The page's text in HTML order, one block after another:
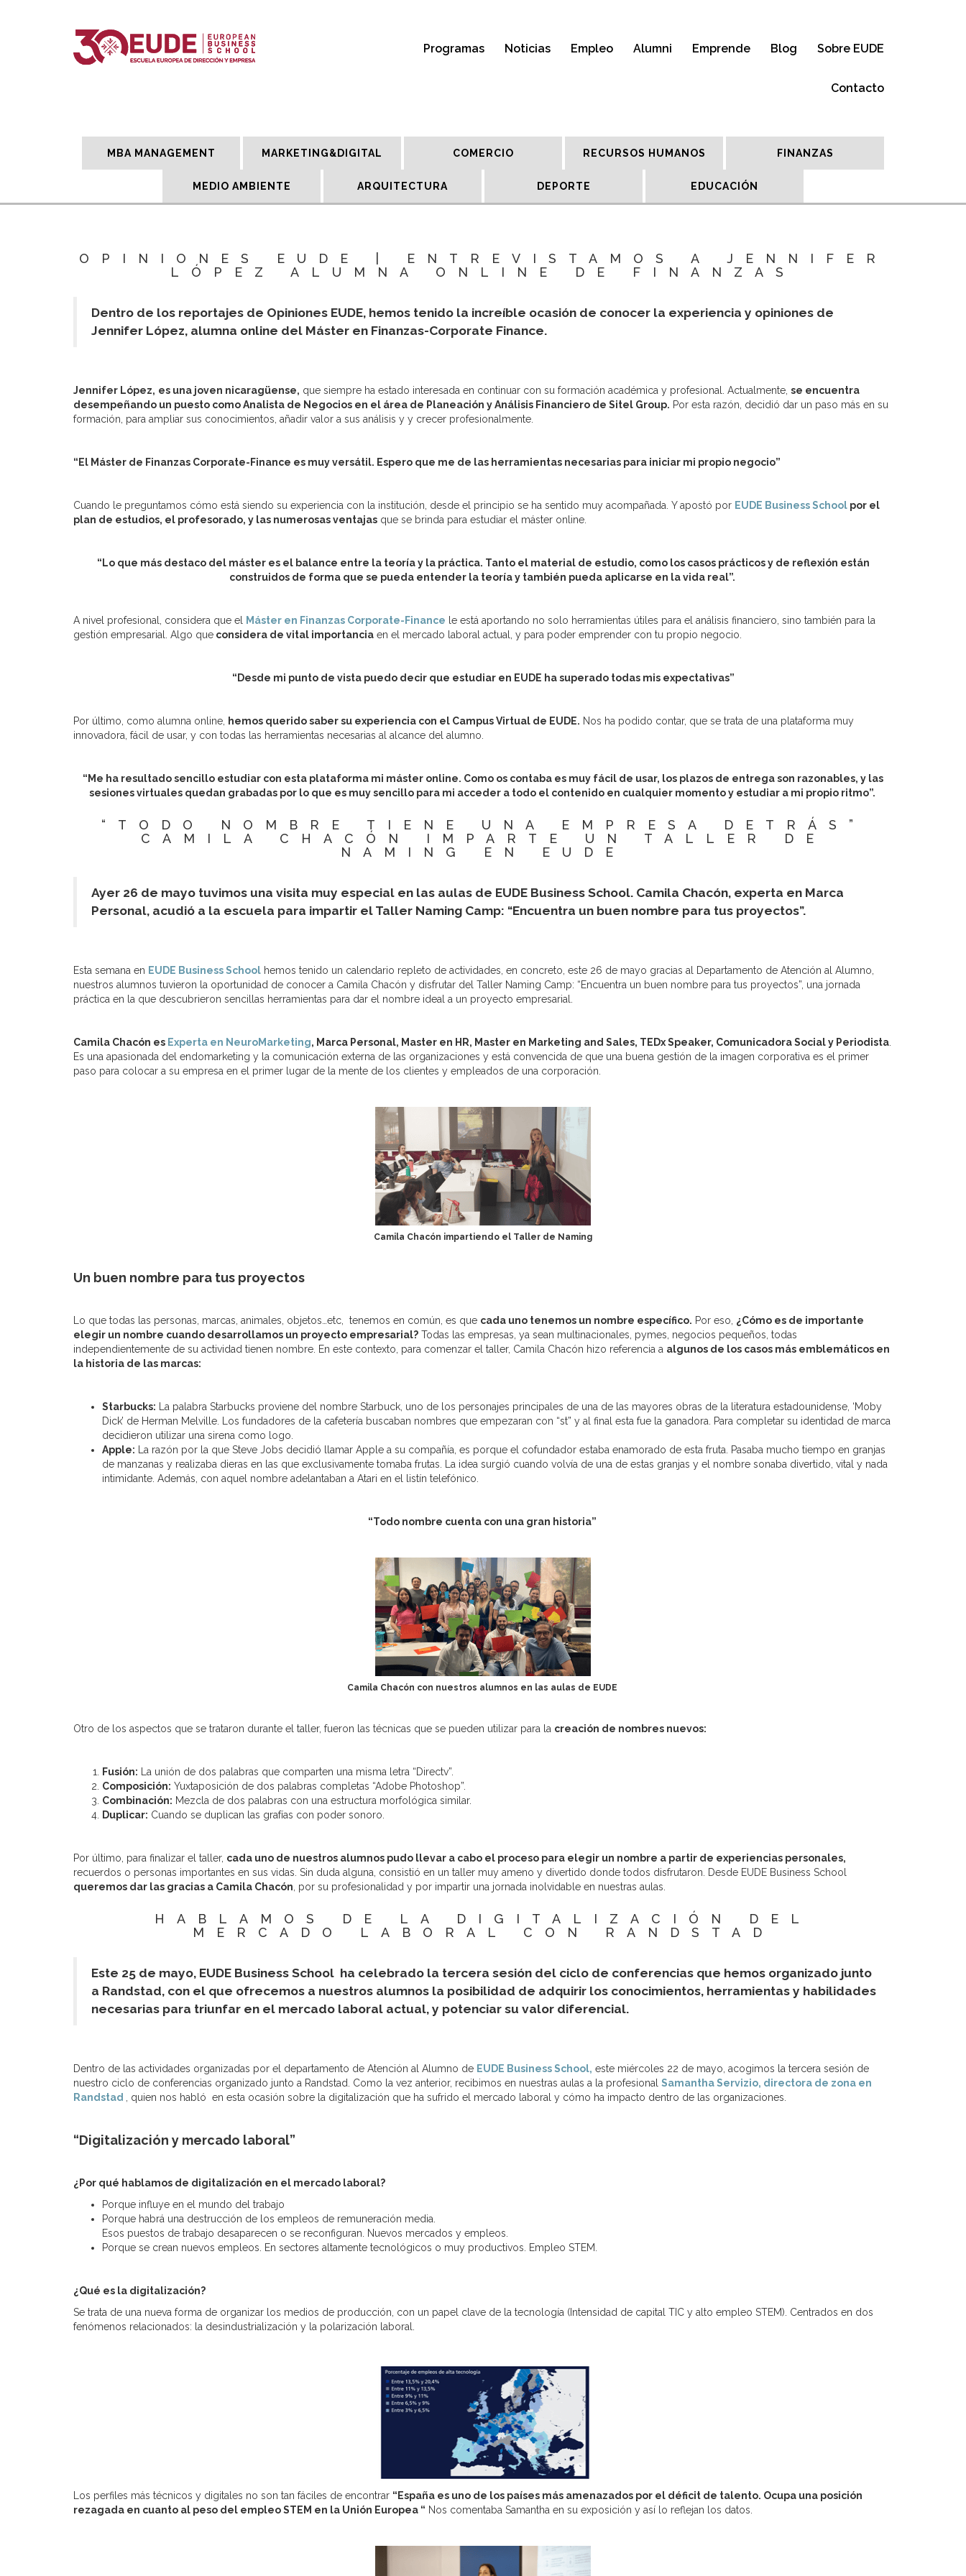
Programas Noticias Empleo Alumni Emprende Blog Sobre EUDE
Contacto
MBA MANAGEMENT MARKETING&DIGITAL COMERCIO RECURSOS HUMANOS FINANZAS
MEDIO AMBIENTE ARQUITECTURA DEPORTE EDUCACIÓN
OPINIONES EUDE | ENTREVISTAMOS A JENNIFER
LÓPEZ ALUMNA ONLINE DE FINANZAS
Dentro de los reportajes de Opiniones EUDE, hemos tenido la increíble ocasión de conocer la experiencia y opiniones de
Jennifer López, alumna online del Máster en Finanzas-Corporate Finance.
Jennifer López, es una joven nicaragüense, que siempre ha estado interesada en continuar con su formación académica y profesional. Actualmente, se encuentra
desempeñando un puesto como Analista de Negocios en el área de Planeación y Análisis Financiero de Sitel Group. Por esta razón, decidió dar un paso más en su
formación, para ampliar sus conocimientos, añadir valor a sus análisis y y crecer profesionalmente.
“El Máster de Finanzas Corporate-Finance es muy versátil. Espero que me de las herramientas necesarias para iniciar mi propio negocio”
Cuando le preguntamos cómo está siendo su experiencia con la institución, desde el principio se ha sentido muy acompañada. Y apostó por EUDE Business School por el
plan de estudios, el profesorado, y las numerosas ventajas que se brinda para estudiar el máster online.
“Lo que más destaco del máster es el balance entre la teoría y la práctica. Tanto el material de estudio, como los casos prácticos y de reflexión están
construidos de forma que se pueda entender la teoría y también pueda aplicarse en la vida real”.
A nivel profesional, considera que el Máster en Finanzas Corporate-Finance le está aportando no solo herramientas útiles para el análisis financiero, sino también para la
gestión empresarial. Algo que considera de vital importancia en el mercado laboral actual, y para poder emprender con tu propio negocio.
“Desde mi punto de vista puedo decir que estudiar en EUDE ha superado todas mis expectativas”
Por último, como alumna online, hemos querido saber su experiencia con el Campus Virtual de EUDE. Nos ha podido contar, que se trata de una plataforma muy
innovadora, fácil de usar, y con todas las herramientas necesarias al alcance del alumno.
“Me ha resultado sencillo estudiar con esta plataforma mi máster online. Como os contaba es muy fácil de usar, los plazos de entrega son razonables, y las
sesiones virtuales quedan grabadas por lo que es muy sencillo para mi acceder a todo el contenido en cualquier momento y estudiar a mi propio ritmo”.
“TODO NOMBRE TIENE UNA EMPRESA DETRÁS”
CAMILA CHACÓN IMPARTE UN TALLER DE
NAMING EN EUDE
Ayer 26 de mayo tuvimos una visita muy especial en las aulas de EUDE Business School. Camila Chacón, experta en Marca
Personal, acudió a la escuela para impartir el Taller Naming Camp: “Encuentra un buen nombre para tus proyectos”.
Esta semana en EUDE Business School hemos tenido un calendario repleto de actividades, en concreto, este 26 de mayo gracias al Departamento de Atención al Alumno,
nuestros alumnos tuvieron la oportunidad de conocer a Camila Chacón y disfrutar del Taller Naming Camp: “Encuentra un buen nombre para tus proyectos”, una jornada
práctica en la que descubrieron sencillas herramientas para dar el nombre ideal a un proyecto empresarial.
Camila Chacón es Experta en NeuroMarketing, Marca Personal, Master en HR, Master en Marketing and Sales, TEDx Speaker, Comunicadora Social y Periodista
Es una apasionada del endomarketing y la comunicación externa de las organizaciones y está convencida de que una buena gestión de la imagen corporativa es el primer
paso para colocar a su empresa en el primer lugar de la mente de los clientes y empleados de una corporación.
Camila Chacón impartiendo el Taller de Naming
Un buen nombre para tus proyectos
Lo que todas las personas, marcas, animales, objetos…etc, tenemos en común, es que cada uno tenemos un nombre específico. Por eso, ¿Cómo es de importante
elegir un nombre cuando desarrollamos un proyecto empresarial? Todas las empresas, ya sean multinacionales, pymes, negocios pequeños, todas
independientemente de su actividad tienen nombre. En este contexto, para comenzar el taller, Camila Chacón hizo referencia a algunos de los casos más emblemáticos en
la historia de las marcas:
Starbucks: La palabra Starbucks proviene del nombre Starbuck, uno de los personajes principales de una de las mayores obras de la literatura estadounidense, ‘Moby
Dick’ de Herman Melville. Los fundadores de la cafetería buscaban nombres que empezaran con “st” y al final esta fue la ganadora. Para completar su identidad de marca
decidieron utilizar una sirena como logo.
Apple: La razón por la que Steve Jobs decidió llamar Apple a su compañía, es porque el cofundador estaba enamorado de esta fruta. Pasaba mucho tiempo en granjas
de manzanas y realizaba dieras en las que exclusivamente tomaba frutas. La idea surgió cuando volvía de una de estas granjas y el nombre sonaba divertido, vital y nada
intimidante. Además, con aquel nombre adelantaban a Atari en el listín telefónico.
“Todo nombre cuenta con una gran historia”
Camila Chacón con nuestros alumnos en las aulas de EUDE
Otro de los aspectos que se trataron durante el taller, fueron las técnicas que se pueden utilizar para la creación de nombres nuevos:
Fusión: La unión de dos palabras que comparten una misma letra “Directv”.
Composición: Yuxtaposición de dos palabras completas “Adobe Photoshop”.
Combinación: Mezcla de dos palabras con una estructura morfológica similar.
Duplicar: Cuando se duplican las grafías con poder sonoro.
Por último, para finalizar el taller, cada uno de nuestros alumnos pudo llevar a cabo el proceso para elegir un nombre a partir de experiencias personales,
recuerdos o personas importantes en sus vidas. Sin duda alguna, consistió en un taller muy ameno y divertido donde todos disfrutaron. Desde EUDE Business School
queremos dar las gracias a Camila Chacón , por su profesionalidad y por impartir una jornada inolvidable en nuestras aulas.
HABLAMOS DE LA DIGITALIZACIÓN DEL
MERCADO LABORAL CON RANDSTAD
Este 25 de mayo, EUDE Business School ha celebrado la tercera sesión del ciclo de conferencias que hemos organizado junto
a Randstad, con el que ofrecemos a nuestros alumnos la posibilidad de adquirir los conocimientos, herramientas y habilidades
necesarias para triunfar en el mercado laboral actual, y potenciar su valor diferencial.
Dentro de las actividades organizadas por el departamento de Atención al Alumno de EUDE Business School, este miércoles 22 de mayo, acogimos la tercera sesión de
nuestro ciclo de conferencias organizado junto a Randstad. Como la vez anterior, recibimos en nuestras aulas a la profesional Samantha Servizio, directora de zona en
Randstad
, quien nos habló en esta ocasión sobre la digitalización que ha sufrido el mercado laboral y cómo ha impacto dentro de las organizaciones.
“Digitalización y mercado laboral”
¿Por qué hablamos de digitalización en el mercado laboral?
Porque influye en el mundo del trabajo
Porque habrá una destrucción de los empleos de remuneración media.
Esos puestos de trabajo desaparecen o se reconfiguran. Nuevos mercados y empleos.
Porque se crean nuevos empleos. En sectores altamente tecnológicos o muy productivos. Empleo STEM.
¿Qué es la digitalización?
Se trata de una nueva forma de organizar los medios de producción, con un papel clave de la tecnología (Intensidad de capital TIC y alto empleo STEM). Centrados en dos
fenómenos relacionados: la desindustrialización y la polarización laboral.
Los perfiles más técnicos y digitales no son tan fáciles de encontrar “España es uno de los países más amenazados por el déficit de talento. Ocupa una posición
rezagada en cuanto al peso del empleo STEM en la Unión Europea “ Nos comentaba Samantha en su exposición y así lo reflejan los datos.